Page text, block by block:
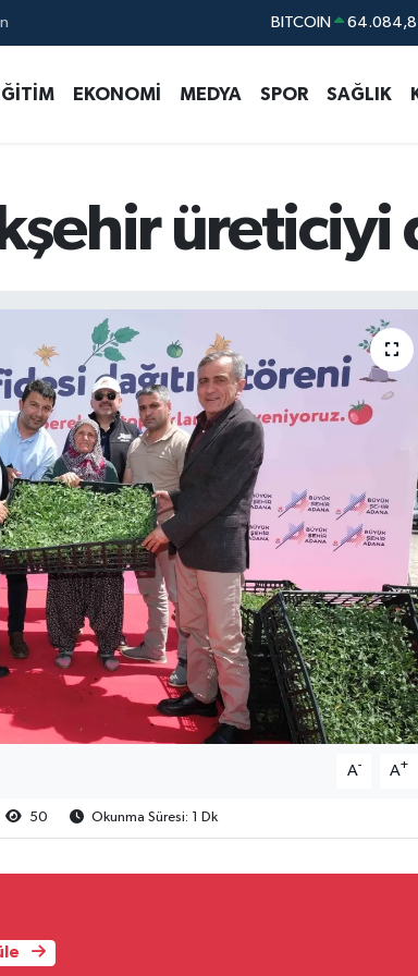
EKONOMİ MEDYA SPOR SAĞLIK
üreticiyi
A- A+
50 Okunma Süresi: 1 Dk